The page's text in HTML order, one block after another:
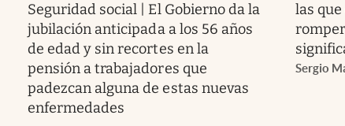
Seguridad social | El Gobierno da la
jubilación anticipada a los 56 años
de edad y sin recortes en la
pensión a trabajadores que
padezcan alguna de estas nuevas
enfermedades
las
Sergio